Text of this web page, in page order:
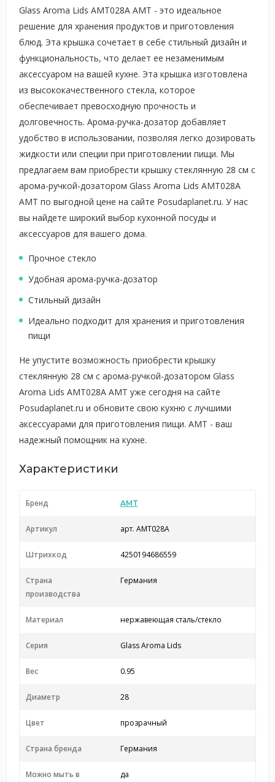
Glass Aroma Lids AMT028A AMT - это идеальное
решение для хранения продуктов и приготовления
блюд. Эта крышка сочетает в себе стильный дизайн и
функциональность, что делает ее незаменимым
аксессуаром на вашей кухне. Эта крышка изготовлена
из высококачественного стекла, которое
обеспечивает превосходную прочность и
долговечность. Арома-ручка-дозатор добавляет
удобство в использовании, позволяя легко дозировать
жидкости или специи при приготовлении пищи. Мы
предлагаем вам приобрести крышку стеклянную 28 см с
арома-ручкой-дозатором Glass Aroma Lids AMT028A
AMT по выгодной цене на сайте Posudaplanet.ru. У нас
вы найдете широкий выбор кухонной посуды и
аксессуаров для вашего дома.
Прочное стекло
Удобная арома-ручка-дозатор
Стильный дизайн
Идеально подходит для хранения и приготовления
пищи
Не упустите возможность приобрести крышку
стеклянную 28 см с арома-ручкой-дозатором Glass
Aroma Lids AMT028A AMT уже сегодня на сайте
Posudaplanet.ru и обновите свою кухню с лучшими
аксессуарами для приготовления пищи. AMT - ваш
надежный помощник на кухне.
Характеристики
Бренд AMT
Артикул арт. AMT028A
Штрихкод 4250194686559
Страна
производства
Германия
Материал нержавеющая сталь/стекло
Серия Glass Aroma Lids
Вес 0.95
Диаметр 28
Цвет прозрачный
Страна бренда Германия
Можно мыть в
да